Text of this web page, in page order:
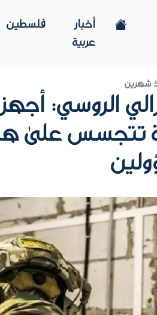
أخبار
عربية
فلسطين
شهرين
الروسي:
تتجسس على